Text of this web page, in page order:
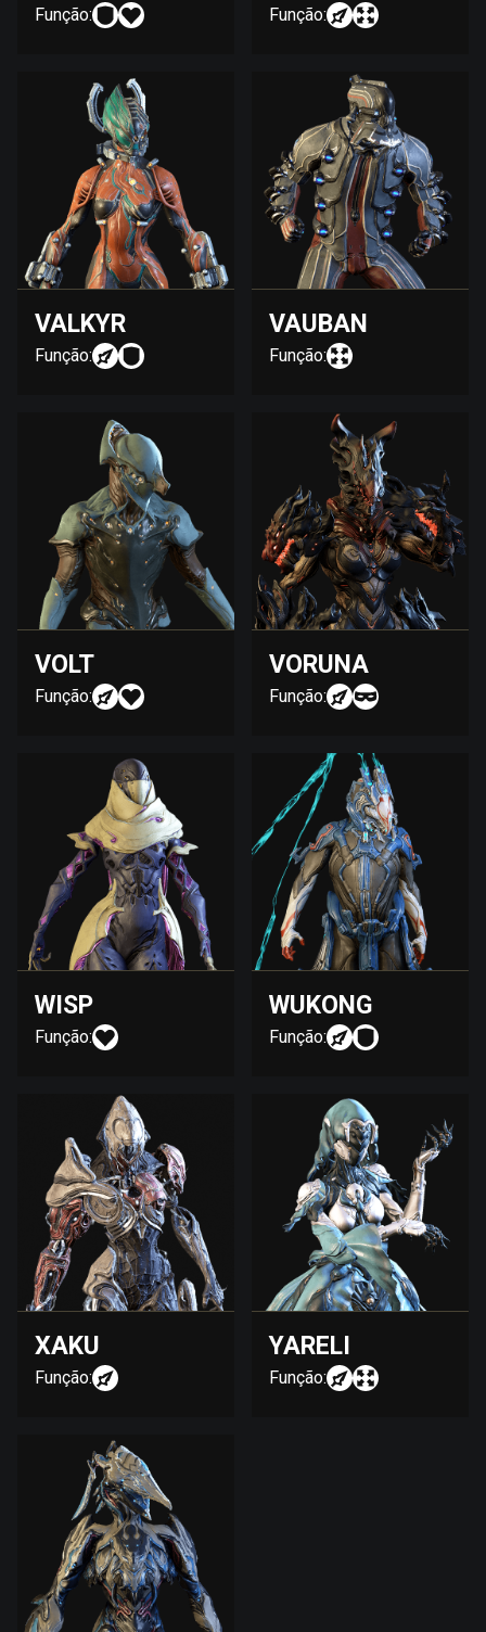
Função: Função:
VALKYR
Função:
VAUBAN
Função:
VOLT
Função:
VORUNA
Função:
WISP
Função:
WUKONG
Função:
XAKU
Função:
YARELI
Função: